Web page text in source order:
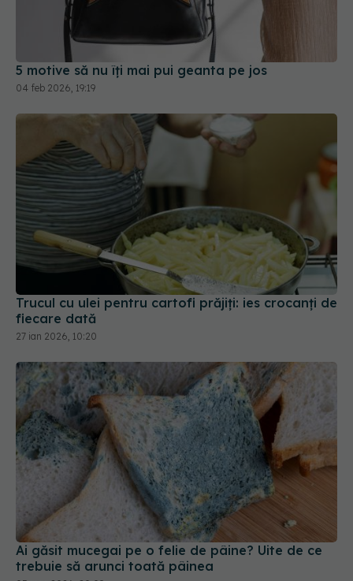
5 motive să nu îți mai pui geanta pe jos
04 feb 2026, 19:19
Trucul cu ulei pentru cartofi prăjiți: ies crocanți de
fiecare dată
27 ian 2026, 10:20
Ai găsit mucegai pe o felie de pâine? Uite de ce
trebuie să arunci toată pâinea
05 mar 2026, 20:09